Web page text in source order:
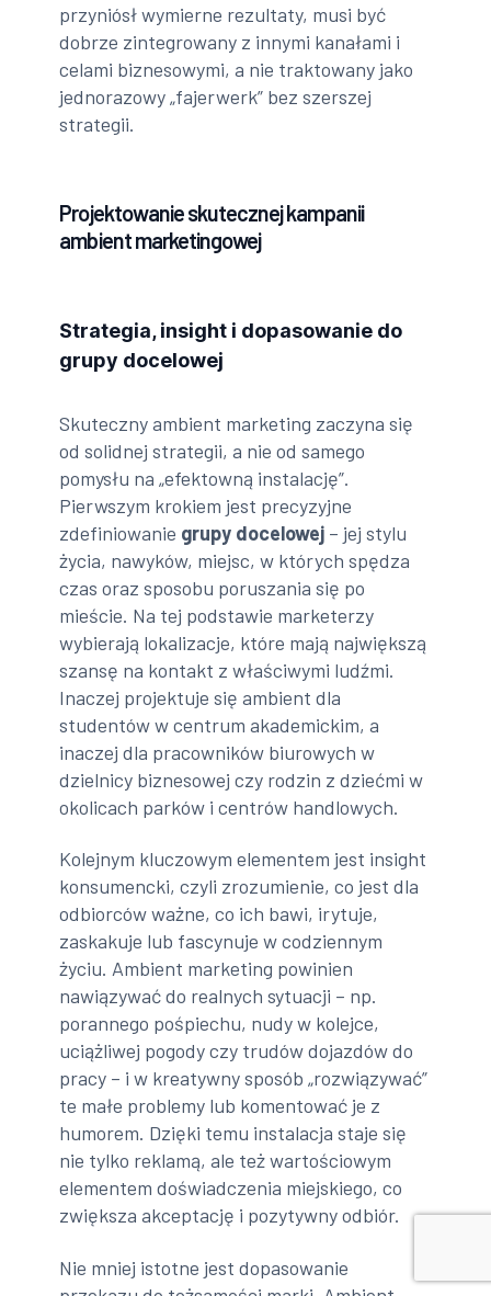
przyniósł wymierne rezultaty, musi być
dobrze zintegrowany z innymi kanałami i
celami biznesowymi, a nie traktowany jako
jednorazowy „fajerwerk” bez szerszej
strategii.
Projektowanie skutecznej kampanii
ambient marketingowej
Strategia, insight i dopasowanie do
grupy docelowej
Skuteczny ambient marketing zaczyna się
od solidnej strategii, a nie od samego
pomysłu na „efektowną instalację”.
Pierwszym krokiem jest precyzyjne
zdefiniowanie grupy docelowej – jej stylu
życia, nawyków, miejsc, w których spędza
czas oraz sposobu poruszania się po
mieście. Na tej podstawie marketerzy
wybierają lokalizacje, które mają największą
szansę na kontakt z właściwymi ludźmi.
Inaczej projektuje się ambient dla
studentów w centrum akademickim, a
inaczej dla pracowników biurowych w
dzielnicy biznesowej czy rodzin z dziećmi w
okolicach parków i centrów handlowych.
Kolejnym kluczowym elementem jest insight
konsumencki, czyli zrozumienie, co jest dla
odbiorców ważne, co ich bawi, irytuje,
zaskakuje lub fascynuje w codziennym
życiu. Ambient marketing powinien
nawiązywać do realnych sytuacji – np.
porannego pośpiechu, nudy w kolejce,
uciążliwej pogody czy trudów dojazdów do
pracy – i w kreatywny sposób „rozwiązywać”
te małe problemy lub komentować je z
humorem. Dzięki temu instalacja staje się
nie tylko reklamą, ale też wartościowym
elementem doświadczenia miejskiego, co
zwiększa akceptację i pozytywny odbiór.
Nie mniej istotne jest dopasowanie